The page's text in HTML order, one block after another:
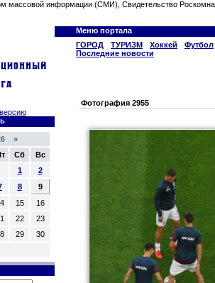
массовой информации (СМИ), Свидетельство
Меню портала
ГОРОД
ТУРИЗМ Хоккей
Футбол
Последние новости
»
Сб
Вс
1
2
8
9
15
16
22
23
29
30
Фотография 2955